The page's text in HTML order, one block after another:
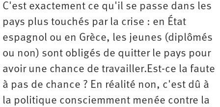
C'est exactement ce qu'il se passe dans les
pays plus touchés par la crise : en État
espagnol ou en Grèce, les jeunes (diplômés
ou non) sont obligés de quitter le pays pour
avoir une chance de travailler.Est-ce la faute
à pas de chance ? En réalité non, c'est dû à
la politique consciemment menée contre la